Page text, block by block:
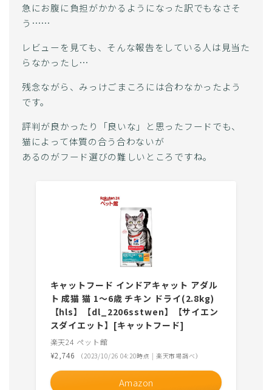
急にお腹に負担がかかるようになった訳でもなさそ
う……
レビューを見ても、そんな報告をしている人は見当た
らなかったし…
残念ながら、みっけごまころには合わなかったよう
です。
評判が良かったり「良いな」と思ったフードでも、
猫によって体質の合う合わないが
あるのがフード選びの難しいところですね。
キャットフード インドアキャット アダル
ト 成猫 猫 1〜6歳 チキン ドライ(2.8kg)
【hls】【dl_2206sstwen】【サイエン
スダイエット】[キャットフード]
楽天24 ペット館
¥2,746
（2023/10/26 04:20時点 | 楽天市場調べ）
Amazon